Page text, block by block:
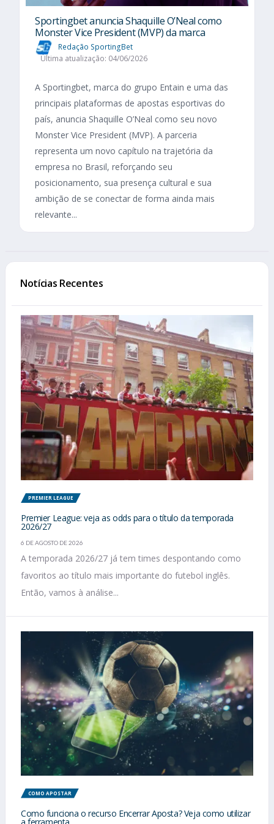
Sportingbet anuncia Shaquille O’Neal como
Monster Vice President (MVP) da marca
Redação SportingBet
Última atualização: 04/06/2026
A Sportingbet, marca do grupo Entain e uma das
principais plataformas de apostas esportivas do
país, anuncia Shaquille O’Neal como seu novo
Monster Vice President (MVP). A parceria
representa um novo capítulo na trajetória da
empresa no Brasil, reforçando seu
posicionamento, sua presença cultural e sua
ambição de se conectar de forma ainda mais
relevante...
Notícias Recentes
PREMIER LEAGUE
Premier League: veja as odds para o título da temporada
2026/27
6 DE AGOSTO DE 2026
A temporada 2026/27 já tem times despontando como
favoritos ao título mais importante do futebol inglês.
Então, vamos à análise...
COMO APOSTAR
Como funciona o recurso Encerrar Aposta? Veja como utilizar
a ferramenta